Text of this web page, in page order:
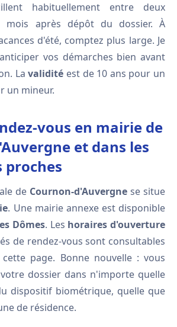
habituellement entre deux
mois après dépôt du dossier. À
d'été, comptez plus large. Je
vos démarches bien avant
Lavalidité est de 10 ans pour un
un mineur.
vous en mairie de
et dans les
proches
de Cournon-d'Auvergne se situe
. Une mairie annexe est disponible
Dômes. Les horaires d'ouverture
de rendez-vous sont consultables
page. Bonne nouvelle : vous
dossier dans n'importe quelle
dispositif biométrique, quelle que
de résidence.